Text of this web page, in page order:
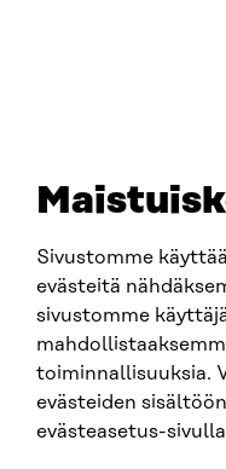
Sivustomme
evästeitä
sivustomme
toiminnallisuuksia.
evästeiden
evästeasetus-sivulla
SITRA SOSIAALISESSA
LinkedIn
Instagram
YouTube